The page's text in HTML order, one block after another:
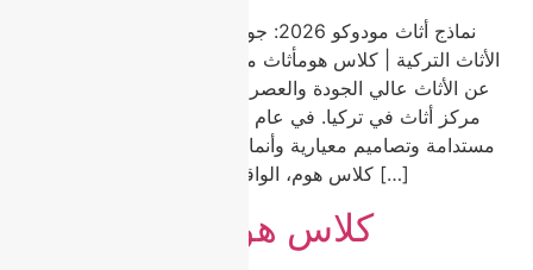
نماذج أثاث مودوكو 2026: جودة وتنوع واتجاهات من عاصمة
الأثاث التركية | كلاس هومأثاث مودوكو هو الخيار الأول للباحثين
عن الأثاث عالي الجودة والعصري والمناسب للميزانية في أكبر
مستدامة وتصاميم معيارية وأنماط خالدة تناسب كل منزل. في
كلاس هوم، الواقعة في مودوكو، نقدم مجموعة […]
كلاس هوم أثاث مودوكو